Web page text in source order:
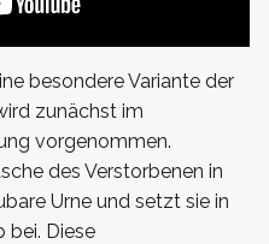
besondere Variante der
zunächst im
vorgenommen.
des Verstorbenen in
Urne und setzt sie in
bei. Diese